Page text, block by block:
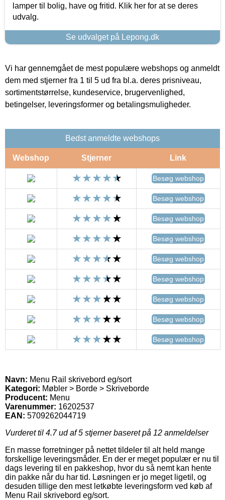
lamper til bolig, have og fritid. Klik her for at se deres
udvalg.
Se udvalget på Lepong.dk
Vi har gennemgået de mest populære webshops og anmeldt
dem med stjerner fra 1 til 5 ud fra bl.a. deres prisniveau,
sortimentstørrelse, kundeservice, brugervenlighed,
betingelser, leveringsformer og betalingsmuligheder.
Bedst anmeldte webshops
Webshop Stjerner Link
Besøg webshop
Besøg webshop
Besøg webshop
Besøg webshop
Besøg webshop
Besøg webshop
Besøg webshop
Besøg webshop
Besøg webshop
Navn: Menu Rail skrivebord eg/sort
Kategori: Møbler > Borde > Skriveborde
Producent: Menu
Varenummer: 16202537
EAN: 5709262044719
Vurderet til 4.7ud af 5 stjerner baseret på 12 anmeldelser
En masse forretninger på nettet tildeler til alt held mange
forskellige leveringsmåder. En der er meget populær er nu til
dags levering til en pakkeshop, hvor du så nemt kan hente
din pakke når du har tid. Løsningen er jo meget ligetil, og
desuden tillige den mest letkøbte leveringsform ved køb af
Menu Rail skrivebord eg/sort.